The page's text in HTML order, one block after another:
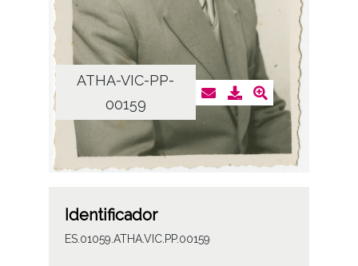
ATHA-VIC-PP-
00159
Identificador
ES.01059.ATHA.VIC.PP.00159